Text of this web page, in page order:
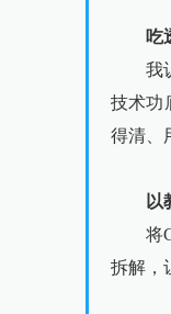
吃
我
技术功
得清、
以
将
拆解，